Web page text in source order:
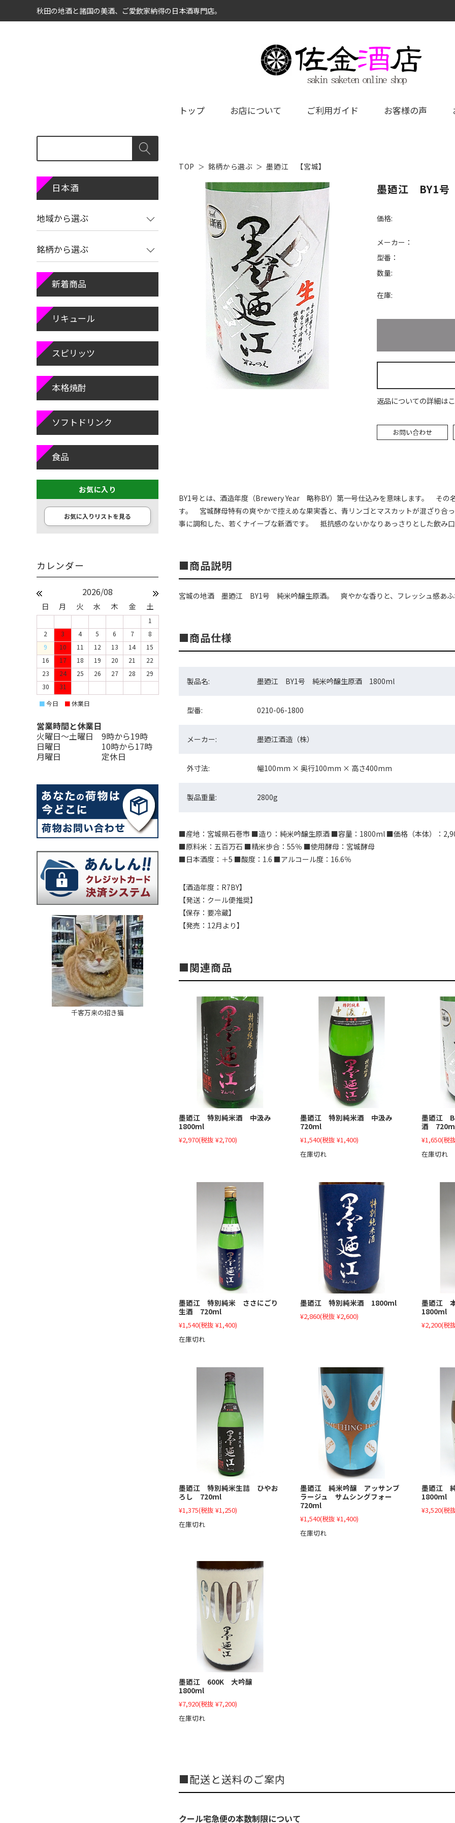
秋田の地酒と諸国の美酒、ご愛飲家納得の日本酒専門店。
トップ お店について ご利用ガイド お客様の声
TOP 銘柄から選ぶ 墨廼江 【宮城】
墨廼江 BY1
価格:
メーカー：
型番：
数量:
在庫:
返品についての詳細は
BY1号とは、酒造年度（Brewery Year 略称BY）第一号仕込みを意味します。 その
す。 宮城酵母特有の爽やかで控えめな果実香と、青リンゴとマスカットが混ざり合
事に調和した、若くナイーブな新酒です。 抵抗感のないかなりあっさりとした飲み
商品説明
宮城の地酒 墨廼江 BY1号 純米吟醸生原酒。 爽やかな香りと、フレッシュ感あふ
商品仕様
製品名: 墨廼江 BY1号 純米吟醸生原酒 1800ml
型番: 0210-06-1800
メーカー: 墨廼江酒造（株）
外寸法: 幅100mm × 奥行100mm × 高さ400mm
製品重量: 2800g
■産地：宮城県石巻市 ■造り：純米吟醸生原酒 ■容量：1800ml ■価格（本体）：
■原料米：五百万石 ■精米歩合：55％ ■使用酵母：宮城酵母
■日本酒度：＋5 ■酸度：1.6 ■アルコール度：16.6％
【酒造年度：R7BY】
【発送：クール便推奨】
【保存：要冷蔵】
【発売：12月より】
関連商品
墨廼江 特別純米酒 中汲み
1800ml
¥2,970(税抜 ¥2,700)
墨廼江 特別純米酒 中汲み
720ml
¥1,540(税抜 ¥1,400)
在庫切れ
墨廼江
酒
¥1,650(税
在庫切れ
墨廼江 特別純米 ささにごり
生酒 720ml
¥1,540(税抜 ¥1,400)
在庫切れ
墨廼江 特別純米酒 1800ml
¥2,860(税抜 ¥2,600)
墨廼江
1800ml
¥2,200(税
墨廼江 特別純米生詰 ひやお
ろし 720ml
¥1,375(税抜 ¥1,250)
在庫切れ
墨廼江 純米吟醸 アッサンブ
ラージュ サムシングフォー
720ml
¥1,540(税抜 ¥1,400)
在庫切れ
墨廼江
1800ml
¥3,520(税
墨廼江 600K 大吟醸
1800ml
¥7,920(税抜 ¥7,200)
在庫切れ
配送と送料のご案内
クール宅急便の本数制限について
商品カテゴリ
地域から選ぶ
銘柄から選ぶ
新着商品
リキュール
スピリッツ
本格焼酎
ソフトドリンク
食品
お気に入り
お気に入りリストを見る
2026/08
日 月 火 水 木 金 土
1
2
3 4 5 6 7
8
9
10 11 12 13 14
15
16
17 18 19 20 21
22
23
24 25 26 27 28
29
30
31
■今日 ■休業日
営業時間と休業日
火曜日〜土曜日 9時から19時
日曜日 10時から17時
月曜日 定休日
千客万来の招き猫